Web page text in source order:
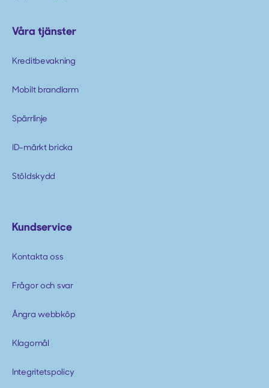
Våra tjänster
Kreditbevakning
Mobilt brandlarm
Spärrlinje
ID-märkt bricka
Stöldskydd
Kundservice
Kontakta oss
Frågor och svar
Ångra webbköp
Klagomål
Integritetspolicy